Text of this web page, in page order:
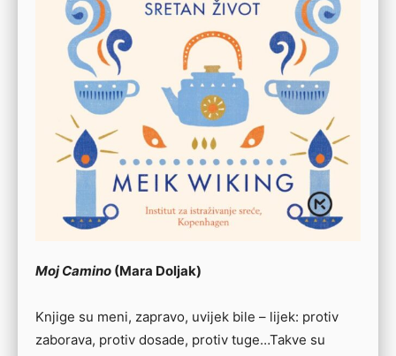
Moj Camino (Mara Doljak)
Knjige su meni, zapravo, uvijek bile – lijek: protiv
zaborava, protiv dosade, protiv tuge…Takve su